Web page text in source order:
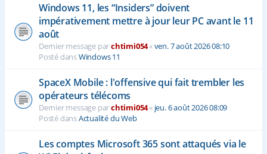
Windows 11, les “Insiders” doivent
impérativement mettre à jour leur PC avant le 11
août
Dernier message parchtimi054«ven. 7 août 2026 08:10
Posté dansWindows 11
SpaceX Mobile : l'offensive qui fait trembler les
opérateurs télécoms
Dernier message parchtimi054« jeu. 6 août 2026 08:09
Posté dansActualité du Web
Les comptes Microsoft 365 sont attaqués via le